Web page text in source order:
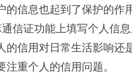
的信息也起到了保护
信证功能上填写个人信
的信用对日常生活影响
重个人的信用问题。